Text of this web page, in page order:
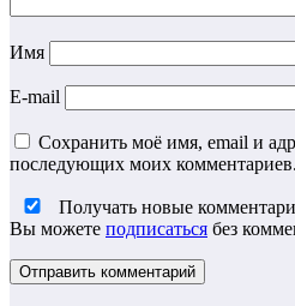
Имя
E-mail
Сохранить моё имя, email и
последующих моих комментариев.
Получать новые
Вы можете подписаться без